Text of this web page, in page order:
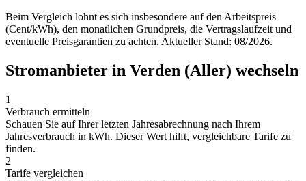
Beim Vergleich lohnt es sich insbesondere auf den Arbeitspreis
(Cent/kWh), den monatlichen Grundpreis, die Vertragslaufzeit und
eventuelle Preisgarantien zu achten. Aktueller Stand: 08/2026.
Stromanbieter in Verden (Aller) wechseln
1
Verbrauch ermitteln
Schauen Sie auf Ihrer letzten Jahresabrechnung nach Ihrem
Jahresverbrauch in kWh. Dieser Wert hilft, vergleichbare Tarife zu
finden.
2
Tarife vergleichen